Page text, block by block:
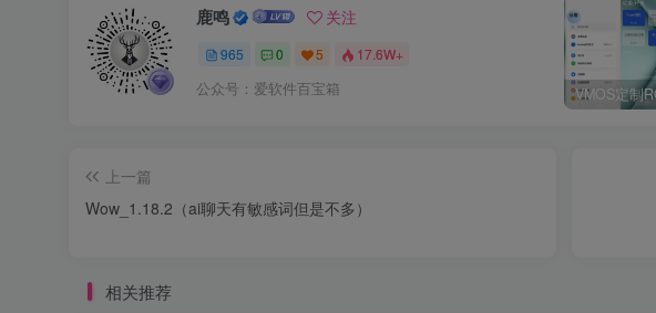
鹿鸣 关注
965 0 5 17.6W+
公众号：爱软件百宝箱
上一篇
Wow_1.18.2（ai聊天有敏感词但是不多）
相关推荐